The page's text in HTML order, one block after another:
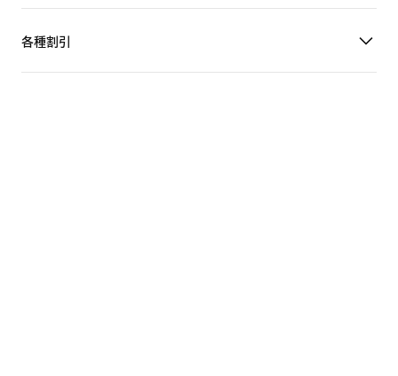
各種割引